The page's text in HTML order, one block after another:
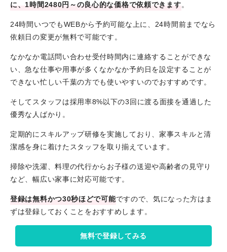
に、1時間2480円～の良心的な価格で依頼できます。
24時間いつでもWEBから予約可能な上に、24時間前までなら
依頼日の変更が無料で可能です。
なかなか電話問い合わせ受付時間内に連絡することができな
い、急な仕事や用事が多くなかなか予約日を設定することが
できない忙しい千葉の方でも使いやすいのでおすすめです。
そしてスタッフは採用率8%以下の3回に渡る面接を通過した
優秀な人ばかり。
定期的にスキルアップ研修を実施しており、家事スキルと清
潔感を身に着けたスタッフを取り揃えています。
掃除や洗濯、料理の代行からお子様の送迎や高齢者の見守り
など、幅広い家事に対応可能です。
登録は無料かつ30秒ほどで可能ですので、気になった方はま
ずは登録しておくことをおすすめします。
無料で登録してみる